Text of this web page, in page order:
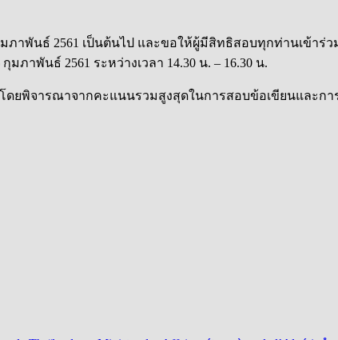
าพันธ์ 2561 เป็นต้นไป และขอให้ผู้มีสิทธิสอบทุกท่านเข้า
ภาพันธ์ 2561 ระหว่างเวลา 14.30 น. – 16.30 น.
ดยพิจารณาจากคะแนนรวมสูงสุดในการสอบข้อเขียนและก